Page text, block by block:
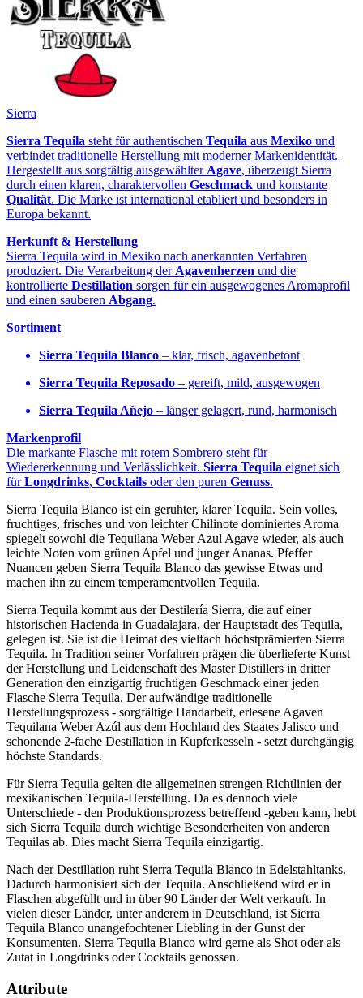
Sierra
Sierra Tequila steht für authentischen Tequila aus Mexiko und
verbindet traditionelle Herstellung mit moderner Markenidentität.
Hergestellt aus sorgfältig ausgewählter Agave, überzeugt Sierra
durch einen klaren, charaktervollen Geschmack und konstante
Qualität. Die Marke ist international etabliert und besonders in
Europa bekannt.
Herkunft & Herstellung
Sierra Tequila wird in Mexiko nach anerkannten Verfahren
produziert. Die Verarbeitung der Agavenherzen und die
kontrollierte Destillation sorgen für ein ausgewogenes Aromaprofil
und einen sauberen Abgang.
Sortiment
Sierra Tequila Blanco – klar, frisch, agavenbetont
Sierra Tequila Reposado – gereift, mild, ausgewogen
Sierra Tequila Añejo – länger gelagert, rund, harmonisch
Markenprofil
Die markante Flasche mit rotem Sombrero steht für
Wiedererkennung und Verlässlichkeit. Sierra Tequila eignet sich
fürLongdrinks, Cocktails oder den puren Genuss.
Sierra Tequila Blanco ist ein geruhter, klarer Tequila. Sein volles,
fruchtiges, frisches und von leichter Chilinote dominiertes Aroma
spiegelt sowohl die Tequilana Weber Azul Agave wieder, als auch
leichte Noten vom grünen Apfel und junger Ananas. Pfeffer
Nuancen geben Sierra Tequila Blanco das gewisse Etwas und
machen ihn zu einem temperamentvollen Tequila.
Sierra Tequila kommt aus der Destilería Sierra, die auf einer
historischen Hacienda in Guadalajara, der Hauptstadt des Tequila,
gelegen ist. Sie ist die Heimat des vielfach höchstprämierten Sierra
Tequila. In Tradition seiner Vorfahren prägen die überlieferte Kunst
der Herstellung und Leidenschaft des Master Distillers in dritter
Generation den einzigartig fruchtigen Geschmack einer jeden
Flasche Sierra Tequila. Der aufwändige traditionelle
Herstellungsprozess - sorgfältige Handarbeit, erlesene Agaven
Tequilana Weber Azúl aus dem Hochland des Staates Jalisco und
schonende 2-fache Destillation in Kupferkesseln - setzt durchgängig
höchste Standards.
Für Sierra Tequila gelten die allgemeinen strengen Richtlinien der
mexikanischen Tequila-Herstellung. Da es dennoch viele
Unterschiede - den Produktionsprozess betreffend -geben kann, hebt
sich Sierra Tequila durch wichtige Besonderheiten von anderen
Tequilas ab. Dies macht Sierra Tequila einzigartig.
Nach der Destillation ruht Sierra Tequila Blanco in Edelstahltanks.
Dadurch harmonisiert sich der Tequila. Anschließend wird er in
Flaschen abgefüllt und in über 90 Länder der Welt verkauft. In
vielen dieser Länder, unter anderem in Deutschland, ist Sierra
Tequila Blanco unangefochtener Liebling in der Gunst der
Konsumenten. Sierra Tequila Blanco wird gerne als Shot oder als
Zutat in Longdrinks oder Cocktails genossen.
Attribute